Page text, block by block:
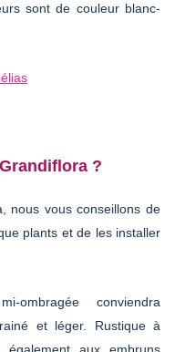
sont de couleur blanc-
?
nous vous conseillons de
plants et de les installer
ombragée conviendra
et léger. Rustique à
également aux embruns